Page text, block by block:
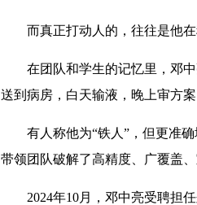
而真正打动人的，往往是他在
在团队和学生的记忆里，邓中
送到病房，白天输液，晚上审方
有人称他为“铁人”，但更准确
带领团队破解了高精度、广覆盖
2024年10月，邓中亮受聘担任